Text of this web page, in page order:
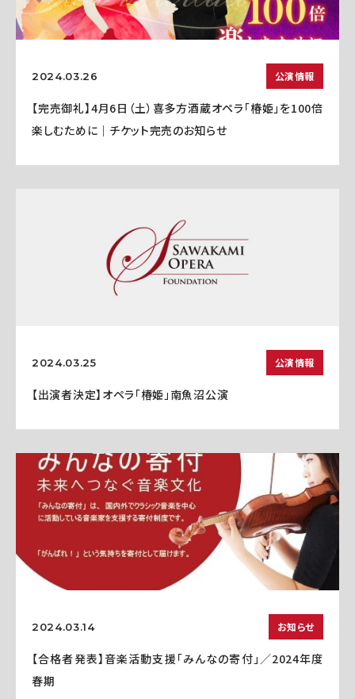
2024.03.26 公演情報
【完売御礼】4月6日（土）喜多方酒蔵オペラ「椿姫」を100倍
楽しむために｜チケット完売のお知らせ
2024.03.25 公演情報
【出演者決定】オペラ「椿姫」南魚沼公演
2024.03.14 お知らせ
【合格者発表】音楽活動支援「みんなの寄付」／2024年度
春期